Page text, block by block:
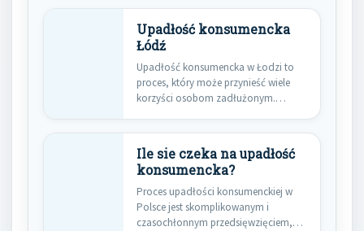
Upadłość konsumencka
Łódź
Upadłość konsumencka w Łodzi to
proces, który może przynieść wiele
korzyści osobom zadłużonym.
Ile sie czeka na upadłość
konsumencka?
Proces upadłości konsumenckiej w
Polsce jest skomplikowanym i
czasochłonnym przedsięwzięciem,